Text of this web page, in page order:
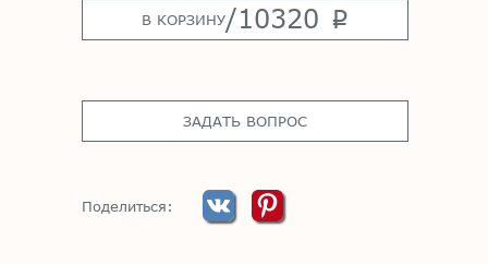
В КОРЗИНУ/10320 p
ЗАДАТЬ ВОПРОС
Поделиться: